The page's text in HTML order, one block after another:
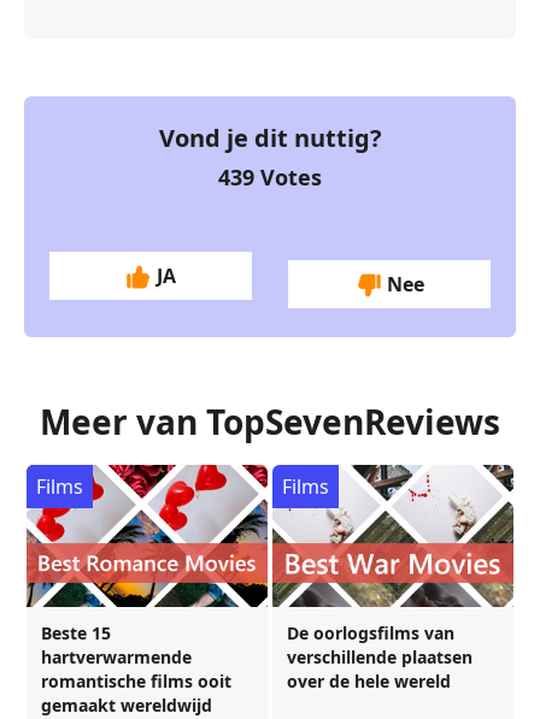
Vond je dit nuttig?
439 Votes
JA Nee
Meer van TopSevenReviews
Beste 15
hartverwarmende
romantische films ooit
gemaakt wereldwijd
Films
De oorlogsfilms van
verschillende plaatsen
over de hele wereld
Films